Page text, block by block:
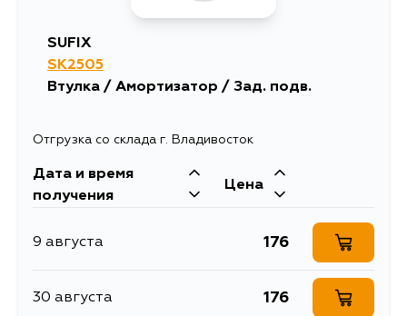
SUFIX
SK2505
Втулка / Амортизатор / Зад. подв.
Отгрузка со склада г. Владивосток
Дата и время
получения
Цена
9 августа 176
30 августа 176